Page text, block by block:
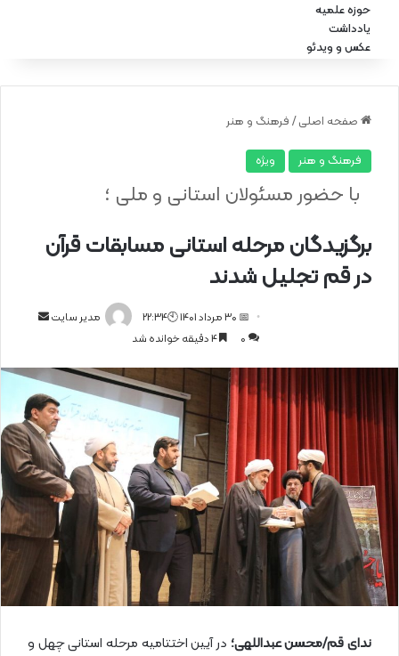
حوزه علمیه
یادداشت
عکس و ویدئو
صفحه اصلی / فرهنگ و هنر
فرهنگ و هنر ویژه
برگزیدگان مرحله استانی مسابقات قرآن
در قم تجلیل شدند
با حضور مسئولان استانی و ملی ؛
مدیر سایت
ا
ل
ا
ی
م
ی
ل
📅 30 مرداد 1401 🕙22:34
0
ندای قم/محسن عبداللهی؛ در آیین اختتامیه مرحله استانی چهل و